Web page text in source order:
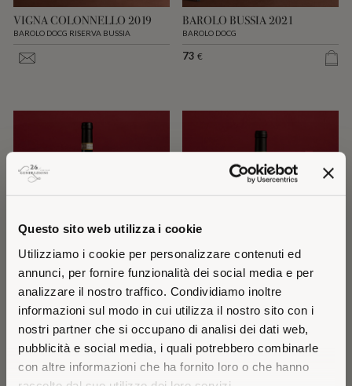
Questo sito web utilizza i cookie
Utilizziamo i cookie per personalizzare contenuti ed
annunci, per fornire funzionalità dei social media e per
analizzare il nostro traffico. Condividiamo inoltre
informazioni sul modo in cui utilizza il nostro sito con i
nostri partner che si occupano di analisi dei dati web,
pubblicità e social media, i quali potrebbero combinarle
con altre informazioni che ha fornito loro o che hanno
VIGNA COLONNELLO 2019
BAROLO DOCG RISERVA BUSSIA
BAROLO BUSSIA 2021
BAROLO DOCG
73€
BRIC TUROT 2022
BARBARESCO DOCG
€
PRUNOTTO BARBARESCO
2023
31